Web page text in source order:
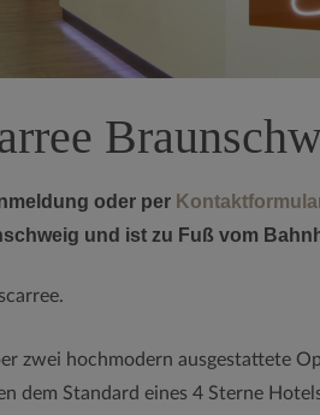
oder per
und ist zu Fuß vom
zwei hochmodern ausgestattete
dem Standard eines 4 Sterne